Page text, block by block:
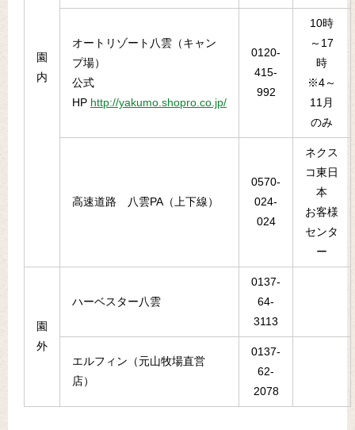
園
内
オートリゾート八雲（キャン
プ場）
公式
HP http://yakumo.shopro.co.jp/
0120-
415-
992
10時
～17
時
※4～
11月
のみ
高速道路 八雲PA（上下線）
0570-
024-
024
ネクス
コ東日
本
お客様
センタ
ー
園
外
ハーベスター八雲
0137-
64-
3113
エルフィン（元山牧場直営
店）
0137-
62-
2078